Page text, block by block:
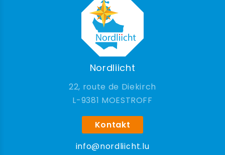
Nordliicht
22, route de Diekirch
9381 MOESTROFF
Kontakt
info@nordliicht.lu